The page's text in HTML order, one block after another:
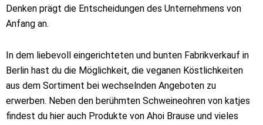
Denken prägt die Entscheidungen des Unternehmens von
Anfang an.
In dem liebevoll eingerichteten und bunten Fabrikverkauf in
Berlin hast du die Möglichkeit, die veganen Köstlichkeiten
aus dem Sortiment bei wechselnden Angeboten zu
erwerben. Neben den berühmten Schweineohren von katjes
findest du hier auch Produkte von Ahoi Brause und vieles